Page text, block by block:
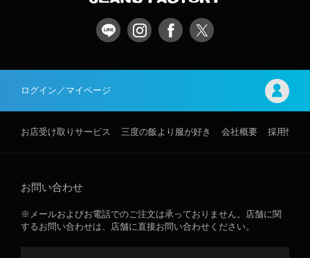
ログイン／マイページ
お店受け取りサービス 三度の飯より服が好き 会社概要 採用情報
お問い合わせ
※メールおよびお電話でのご注文は承っておりません。店舗に関
するお問い合わせは、店舗に直接お問い合わせください。